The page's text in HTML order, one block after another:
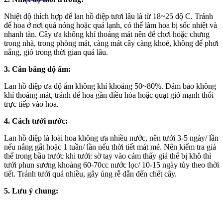
nguyên mức giá không thay đổi. Trường hợp không đủ thời gian
hoặc không liên lạc được với người đặt, chúng tôi sẽ chủ động thay
thế loại hoa lan khác có ý nghĩa và màu sắc gần giống với mẫu đã
chọn.
Lưu ý về giá niêm yết
• Giá trên website chưa bao gồm thuế giá trị gia tăng (thuế VAT),
mức thuế được áp dụng theo quy định hiện hành.
• Giá trên được miễn ship giao trong nội thành, miễn phí in thiệp -
banner theo yêu cầu khách hàng.
• Beautiful Orchids liên kết với các cửa hàng trên toàn quốc để phục
chi phí mặt bằng, nguyên vật liệu,..) nên giá có thể sẽ thay đổi so
lòng chủ động hỏi lại giá trước khi đặt hàng, shop sẽ chủ động báo
giá chính xác khi có địa chỉ giao hàng cụ thể.
Nhiệt độ thích hợp để lan hồ điệp tươi lâu là từ 18~25 độ C. Tránh
để hoa ở nơi quá nóng hoặc quá lạnh, có thể làm hoa bị sốc nhiệt và
nhanh tàn. Cây ưa không khí thoáng mát nên để chơi hoặc chưng
trong nhà, trong phòng mát, càng mát cây càng khoẻ, không để phơi
nắng, gió trong thời gian quá lâu.
3. Cân bằng độ ẩm:
Lan hồ điệp ưa độ ẩm không khí khoảng 50~80%. Đảm bảo không
khí thoáng mát, tránh để hoa gần điều hòa hoặc quạt gió mạnh thổi
trực tiếp vào hoa.
4. Cách tưới nước:
Lan hồ điệp là loài hoa không ưa nhiều nước, nên tưới 3-5 ngày/ lần
nếu nắng gắt hoặc 1 tuần/ lần nếu thời tiết mát mẻ. Nên kiểm tra giá
thể trong bầu trước khi tưới: sờ tay vào cảm thấy giá thể bị khô thì
tưới phun sương khoảng 60-70cc nước lọc/ 10-15 ngày tùy theo thời
tiết. Tránh tưới quá nhiều, gây úng rễ dẫn đến chết cây.
5. Lưu ý chung: